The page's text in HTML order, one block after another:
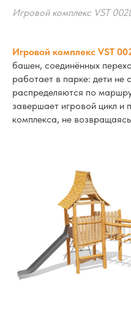
Игровой комплекс VST
Игровой комплекс VST
башен, соединённых
работает в парке: дети не
распределяются по
завершает игровой цикл и
комплекса, не